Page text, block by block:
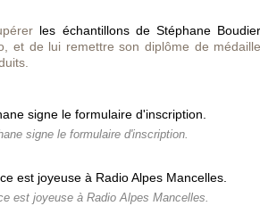
les échantillons de Stéphane Boudier
et de lui remettre son diplôme de
signe le formulaire d'inscription.
est joyeuse à Radio Alpes Mancelles.